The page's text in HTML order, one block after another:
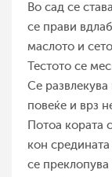
Во сад се
се прави
маслото и
Тестото се
Се
повеќе и врз
Потоа кората
кон
се